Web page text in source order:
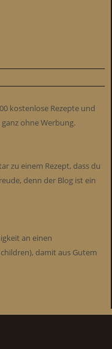
kostenlose Rezepte und
ohne Werbung.
zu einem Rezept, dass du
denn der Blog ist ein
an einen
damit aus Gutem